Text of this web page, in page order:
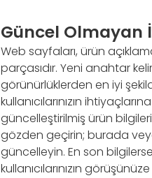
Güncel Olmayan
Web sayfaları, ürün
parçasıdır. Yeni anahtar
görünürlüklerden en iyi
kullanıcılarınızın
güncelleştirilmiş ürün
gözden geçirin; burada
güncelleyin. En son
kullanıcılarınızın